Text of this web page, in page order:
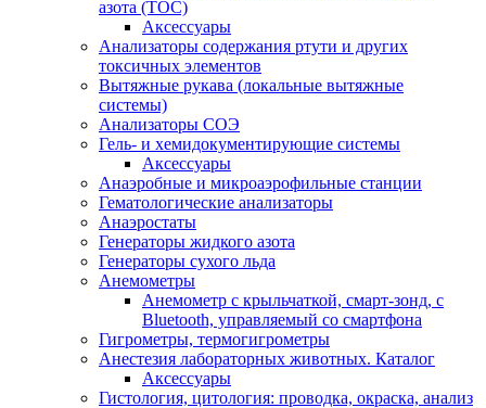
азота (ТОС)
Аксессуары
Анализаторы содержания ртути и других
токсичных элементов
Вытяжные рукава (локальные вытяжные
системы)
Анализаторы СОЭ
Гель- и хемидокументирующие системы
Аксессуары
Анаэробные и микроаэрофильные станции
Гематологические анализаторы
Анаэростаты
Генераторы жидкого азота
Генераторы сухого льда
Анемометры
Анемометр с крыльчаткой, смарт-зонд, с
Bluetooth, управляемый со смартфона
Гигрометры, термогигрометры
Анестезия лабораторных животных. Каталог
Аксессуары
Гистология, цитология: проводка, окраска, анализ